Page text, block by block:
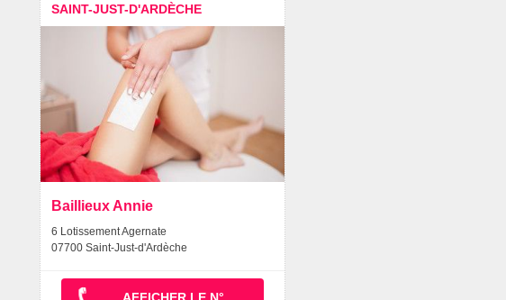
SAINT-JUST-D'ARDÈCHE
Baillieux Annie
6 Lotissement Agernate
07700 Saint-Just-d'Ardèche